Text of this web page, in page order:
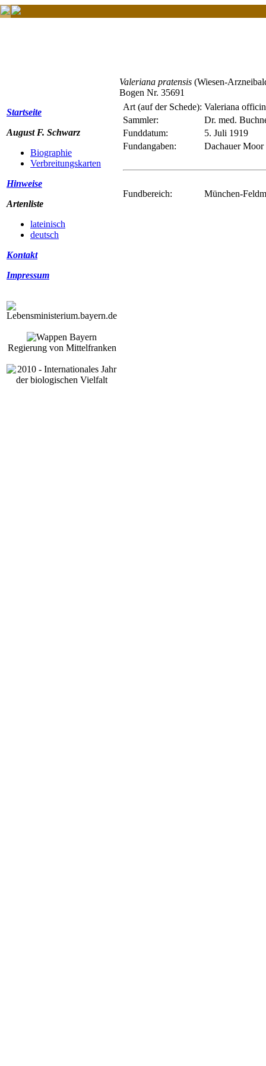
Startseite
August F. Schwarz
Biographie
Verbreitungskarten
Hinweise
Artenliste
lateinisch
deutsch
Kontakt
Impressum
Regierung von Mittelfranken
Valeriana pratensis (Wiesen-
Bogen Nr. 35691
Art (auf der Schede): Valeriana
Sammler:
Dr. med.
Funddatum:
5. Juli 1919
Fundangaben:
Dachauer
Fundbereich: München-